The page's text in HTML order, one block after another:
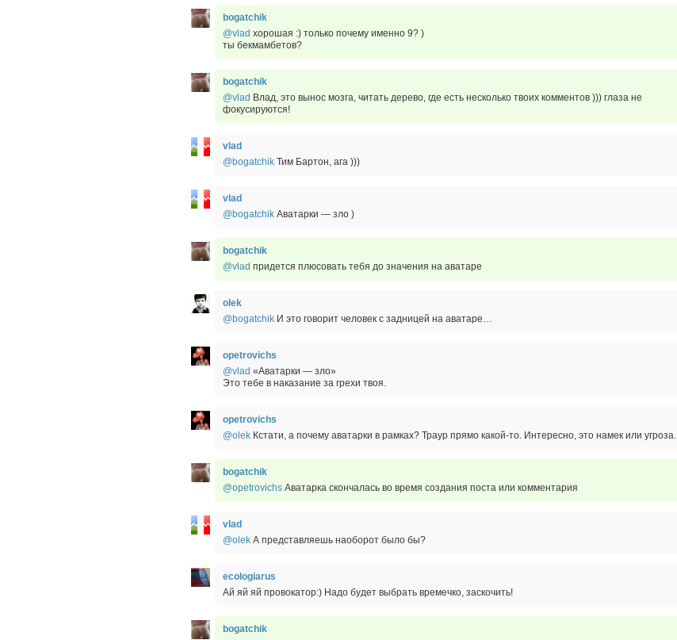
bogatchik
@vlad хорошая :) только почему именно 9? )
ты бекмамбетов?
bogatchik
@vlad Влад, это вынос мозга, читать дерево, где есть несколько твоих комментов ))) глаза не
фокусируются!
vlad
@bogatchik Тим Бартон, ага )))
vlad
@bogatchik Аватарки — зло )
bogatchik
@vlad придется плюсовать тебя до значения на аватаре
olek
@bogatchik И это говорит человек с задницей на аватаре…
opetrovichs
@vlad «Аватарки — зло»
Это тебе в наказание за грехи твоя.
opetrovichs
@olek Кстати, а почему аватарки в рамках? Траур прямо какой-то. Интересно, это намек или угроза.
bogatchik
@opetrovichs Аватарка скончалась во время создания поста или комментария
vlad
@olek А представляешь наоборот было бы?
ecologiarus
Ай яй яй провокатор:) Надо будет выбрать времечко, заскочить!
bogatchik